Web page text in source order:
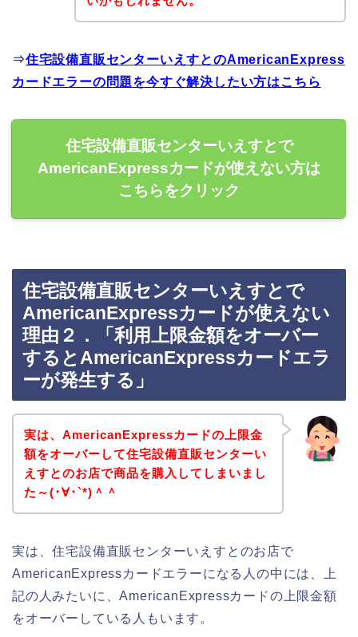
⇒住宅設備直販センターいえすとのAmericanExpress
カードエラーの問題を今すぐ解決したい方はこちら
住宅設備直販センターいえすとで
AmericanExpressカードが使えない方は
こちらをクリック
住宅設備直販センターいえすとで
AmericanExpressカードが使えない
理由２．「利用上限金額をオーバー
するとAmericanExpressカードエラ
ーが発生する」
実は、AmericanExpressカードの上限金
額をオーバーして住宅設備直販センターい
えすとのお店で商品を購入してしまいまし
た～(･∀･`*)＾＾
実は、住宅設備直販センターいえすとのお店で
AmericanExpressカードエラーになる人の中には、上
記の人みたいに、AmericanExpressカードの上限金額
をオーバーしている人もいます。